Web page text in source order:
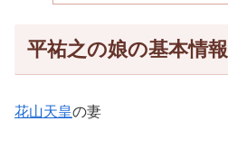
平祐之の娘の基本情報
花山天皇の妻